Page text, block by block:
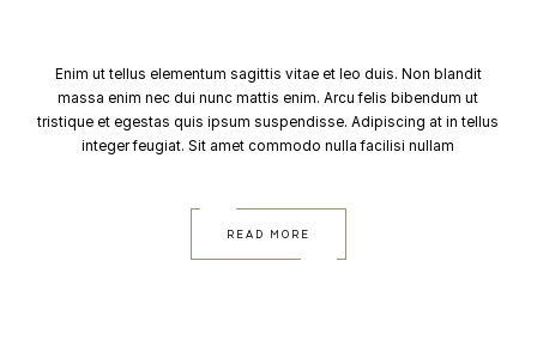
Enim ut tellus elementum sagittis vitae et leo duis. Non blandit
massa enim nec dui nunc mattis enim. Arcu felis bibendum ut
tristique et egestas quis ipsum suspendisse. Adipiscing at in tellus
integer feugiat. Sit amet commodo nulla facilisi nullam
READ MORE